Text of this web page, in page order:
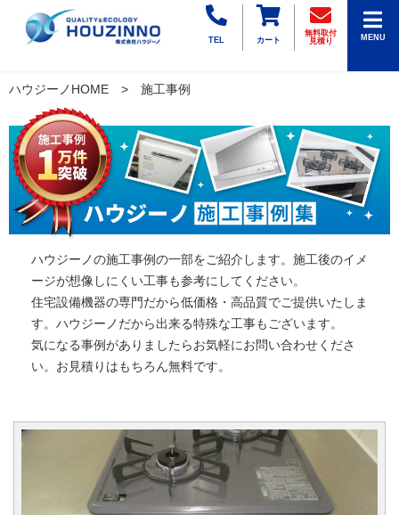
TEL カート
無料取付
見積り
MENU
ハウジーノHOME 施工事例
ハウジーノの施工事例の一部をご紹介します。施工後のイメ
ージが想像しにくい工事も参考にしてください。
住宅設備機器の専門だから低価格・高品質でご提供いたしま
す。ハウジーノだから出来る特殊な工事もございます。
気になる事例がありましたらお気軽にお問い合わせくださ
い。お見積りはもちろん無料です。